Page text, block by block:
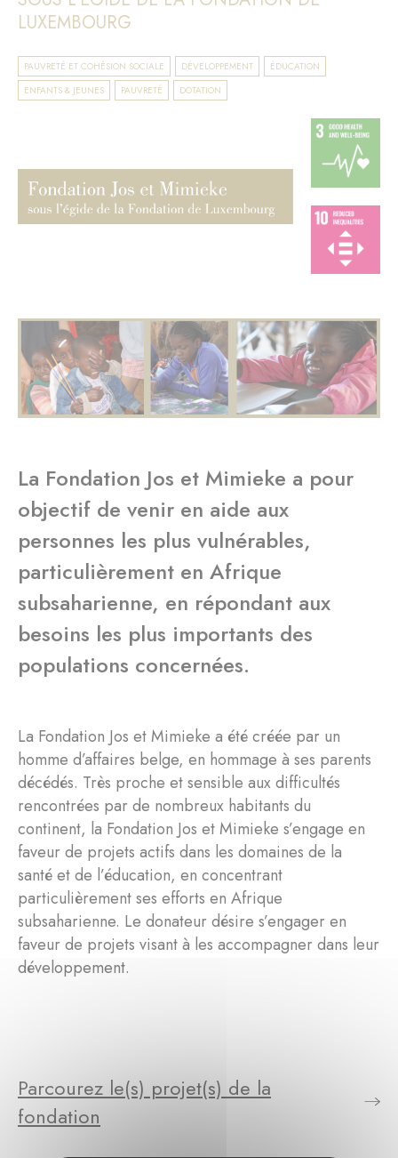
LUXEMBOURG
PAUVRETÉ ET COHÉSION SOCIALE DÉVELOPPEMENT
ÉDUCATION
ENFANTS & JEUNES
PAUVRETÉ DOTATION
La Fondation Jos et Mimieke a pour
objectif de venir en aide aux
personnes les plus vulnérables,
particulièrement en Afrique
subsaharienne, en répondant aux
besoins les plus importants des
populations concernées.
La Fondation Jos et Mimieke a été créée par un
homme d’affaires belge, en hommage à ses parents
décédés. Très proche et sensible aux difficultés
rencontrées par de nombreux habitants du
continent, la Fondation Jos et Mimieke s’engage en
faveur de projets actifs dans les domaines de la
santé et de l’éducation, en concentrant
particulièrement ses efforts en Afrique
subsaharienne. Le donateur désire s’engager en
faveur de projets visant à les accompagner dans leur
développement.
Parcourez le(s) projet(s) de la
fondation